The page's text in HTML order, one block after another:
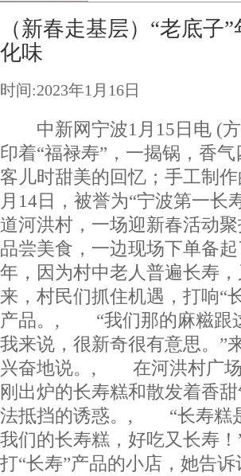
（新春走基层）“老底子
化味
时间:2023年1月16日
中新网宁波1月15日电 (方
印着“福禄寿”，一揭锅，香
客儿时甜美的回忆；手工制
月14日，被誉为“宁波第一长
道河洪村，一场迎新春活动
品尝美食，一边现场下单
年，因为村中老人普遍长寿
来，村民们抓住机遇，打响“
产品。, “我们那的麻糍跟
我来说，很新奇很有意思。”
兴奋地说。, 在河洪村广场
刚出炉的长寿糕和散发着香
法抵挡的诱惑。, “长寿糕
我们的长寿糕，好吃又长寿
打“长寿”产品的小店，她告